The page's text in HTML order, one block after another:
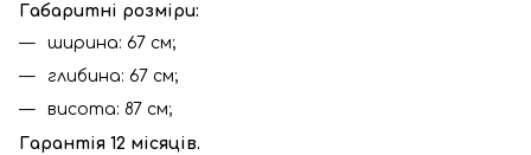
Габаритні розміри:
ширина: 67 см;
глибина: 67 см;
висота: 87 см;
Гарантія 12 місяців.